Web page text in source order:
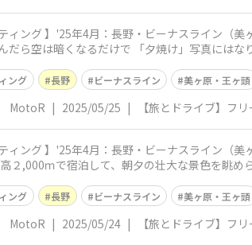
】'25年4月：長野・ビーナスライン（美ヶ原・王ヶ頭）⑫夕焼け 王ヶ頭に夕
くなるだけで 「夕焼け」写真にはなりませんでした😓 2日目の空は、良さそうな雲
ング 長野 ビーナスライン 美ヶ原・王ヶ頭
MotoR | 2025/05/25 | 【旅とドライブ】フ
'25年4月：長野・ビーナスライン（美ヶ原・王ヶ頭）⑪景観 美ヶ原・王ヶ頭
２,000ｍで宿泊して、朝夕の壮大な景色を眺
ング 長野 ビーナスライン 美ヶ原・王ヶ頭
MotoR | 2025/05/24 | 【旅とドライブ】フ